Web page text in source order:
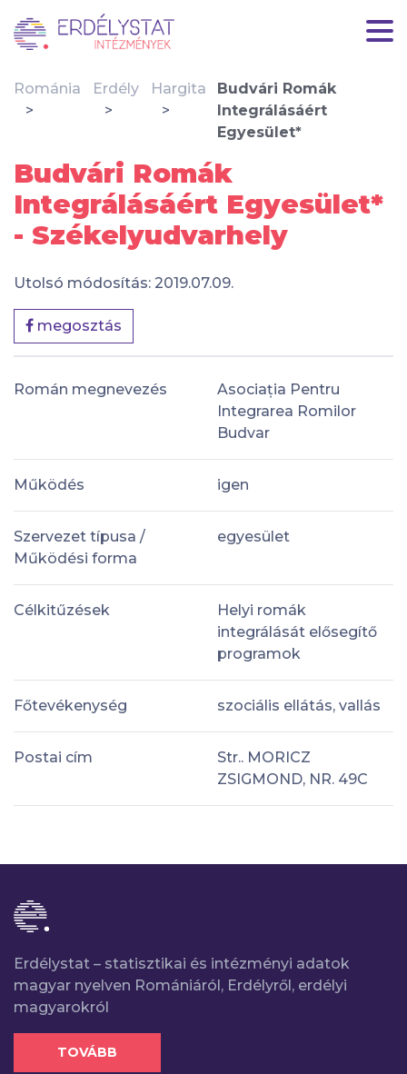
Románia Erdély Hargita
Budvári Romák
Integrálásáért
Egyesület*
Budvári Romák
Integrálásáért Egyesület*
- Székelyudvarhely
Utolsó módosítás: 2019.07.09.
megosztás
Román megnevezés
Asociația Pentru
Integrarea Romilor
Budvar
Működés igen
Szervezet típusa /
Működési forma
egyesület
Célkitűzések
Helyi romák
integrálását elősegítő
programok
Főtevékenység szociális ellátás, vallás
Postai cím
Str.. MORICZ
ZSIGMOND, NR. 49C
Erdélystat – statisztikai és intézményi adatok
magyar nyelven Romániáról, Erdélyről, erdélyi
magyarokról
TOVÁBB